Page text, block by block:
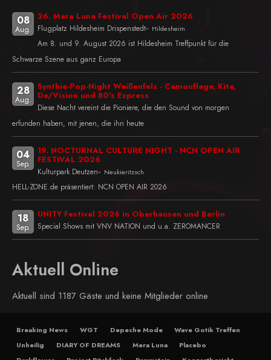
08
Aug.
26. Mera Luna Festival Open Air 2026
Flugplatz Hildesheim Drispenstedt- Hildesheim
Am 8. und 9. August 2026 ist Hildesheim Treffpunkt für die
Schwarze Szene aus ganz Europa
28
Aug.
Synthie-Pop-Night Weißenfels - Camouflage, Kite,
De/Vision und 80's Express
Diese Nacht vereint die Pioniere, die den Sound von morgen
erfunden haben, mit jenen, die ihn heute
04
Sep.
19. NOCTURNAL CULTURE NIGHT - NCN OPEN AIR
FESTIVAL 2026
Kulturpark Deutzen- Neukieritzsch
HELL-ZONE.de präsentiert: NCN OPEN AIR 2026
18
Sep.
UNITY Festival 2026 in Oberhausen und Berlin
Special Shows mit VNV NATION und u.a. ZEROMANCER
Aktuell Online
Aktuell sind 1187 Gäste und keine Mitglieder online
Breaking News WGT Depeche Mode
Wave Gotik Treffen
Unheilig
DIARY OF DREAMS Mera Luna
Placebo